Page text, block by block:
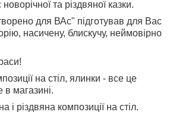
та різдвяної казки.
для ВАс" підготував для Вас
насичену, блискучу, неймовірно
на стіл, ялинки - все це
в магазині.
і різдвяна композиції на стіл.